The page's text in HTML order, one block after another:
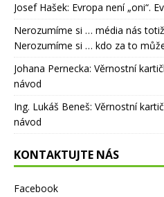
Josef Hašek: Evropa není „oni“.
Nerozumíme si … média nás
Nerozumíme si … kdo za to
Johana Pernecka: Věrnostní
návod
Ing. Lukáš Beneš: Věrnostní
návod
KONTAKTUJTE NÁS
Facebook